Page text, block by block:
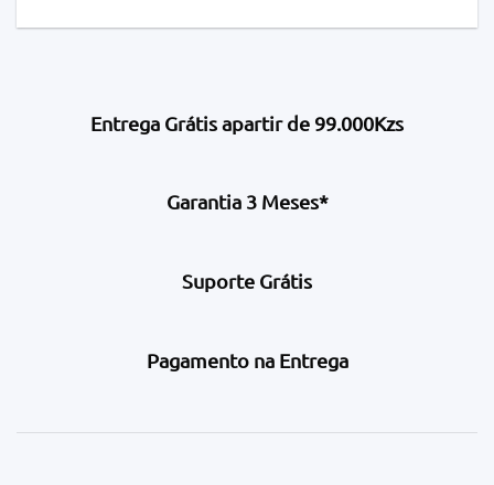
Entrega Grátis apartir de 99.000Kzs
Garantia 3 Meses*
Suporte Grátis
Pagamento na Entrega